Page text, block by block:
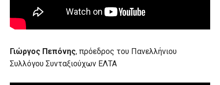
Γιώργος Πεπόνης, πρόεδρος του Πανελλήνιου
Συλλόγου Συνταξιούχων ΕΛΤΑ